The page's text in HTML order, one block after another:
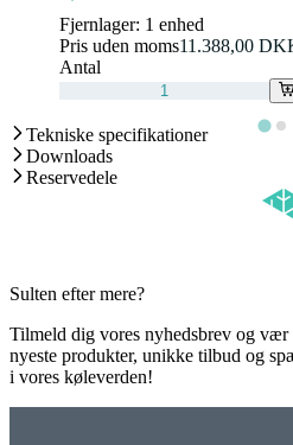
Fjernlager: 1 enhed
Pris uden moms11.388,00
Antal
Tekniske specifikationer
Downloads
Reservedele
Sulten efter mere?
Tilmeld dig vores nyhedsbrev og vær
nyeste produkter, unikke tilbud og
i vores køleverden!